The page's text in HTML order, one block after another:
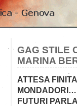
GAG STILE
MARINA
ATTESA
MONDADORI…
FUTURI